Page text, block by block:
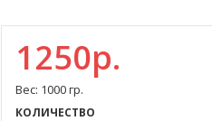
1250р.
Вес: 1000 гр.
КОЛИЧЕСТВО